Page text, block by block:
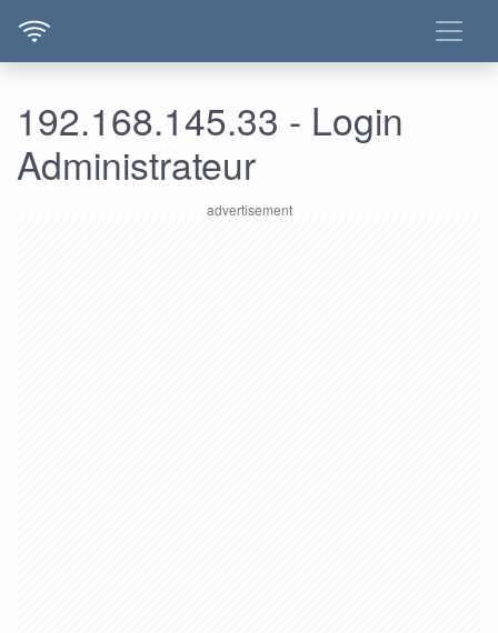
192.168.145.33 - Login
Administrateur